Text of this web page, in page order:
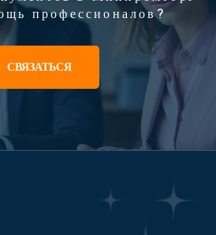
профессионалов?
СВЯЗАТЬСЯ